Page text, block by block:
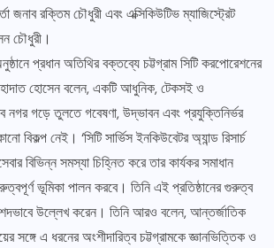
জনাব রক্তিম চৌধুরী এবং এক্সিকিউটিভ ম্যাজিস্ট্রেট
চৌধুরী।
প্রধান অতিথির বক্তব্যে চট্টগ্রাম সিটি করপোরেশনের
হোসেন বলেন, একটি আধুনিক, টেকসই ও
নগর গড়ে তুলতে গবেষণা, উদ্ভাবন এবং প্রযুক্তিনির্ভর
বিকল্প নেই। ‘সিটি সার্ভিস ইনকিউবেটর অ্যান্ড রিসার্চ
বিভিন্ন সমস্যা চিহ্নিত করে তার কার্যকর সমাধান
ভূমিকা পালন করবে। তিনি এই প্রতিষ্ঠানের গুরুত্ব
উল্লেখ করেন। তিনি আরও বলেন, আন্তর্জাতিক
সঙ্গে এ ধরনের অংশীদারিত্ব চট্টগ্রামকে জ্ঞানভিত্তিক ও